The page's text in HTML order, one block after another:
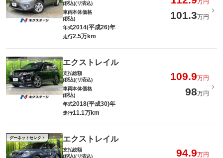
(税込)(リ済込)
万円
車両本体価格
(税込)
101.3万円
年式2014(平成26)年
走行2.5万km
エクストレイル
支払総額
(税込)(リ済込)
109.9万円
車両本体価格
(税込)
98万円
年式2018(平成30)年
走行11.1万km
グーネットセレクト エクストレイル
支払総額
(税込)(リ済込)
94.9万円